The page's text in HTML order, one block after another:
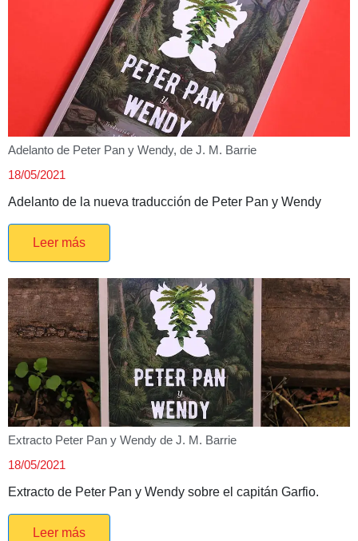
Adelanto de Peter Pan y Wendy, de J. M. Barrie
18/05/2021
Adelanto de la nueva traducción de Peter Pan y Wendy
Leer más
Extracto Peter Pan y Wendy de J. M. Barrie
18/05/2021
Extracto de Peter Pan y Wendy sobre el capitán Garfio.
Leer más